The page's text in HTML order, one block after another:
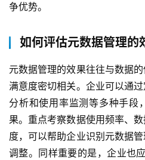
争优势。
如何评估元数据管理的
元数据管理的效果往往与数据
满意度密切相关。企业可以通
分析和使用率监测等多种手段
果。重点考察数据使用频率、
度，可以帮助企业识别元数据
调整。同样重要的是，企业也